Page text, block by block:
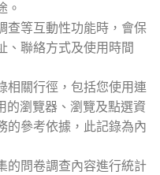
。
查等互動性功能時，會保
、聯絡方式及使用時間
相關行徑，包括您使用連
的瀏覽器、瀏覽及點選資
的參考依據，此記錄為內
的問卷調查內容進行統計